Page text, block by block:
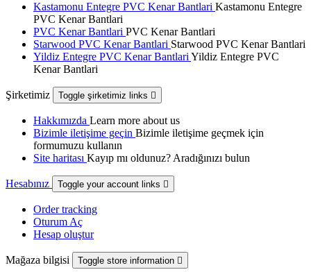
Kastamonu Entegre PVC Kenar Bantlari Kastamonu Entegre
PVC Kenar Bantlari
PVC Kenar Bantlari PVC Kenar Bantlari
Starwood PVC Kenar Bantlari Starwood PVC Kenar Bantlari
Yildiz Entegre PVC Kenar Bantlari Yildiz Entegre PVC
Kenar Bantlari
Şirketimiz Toggle şirketimiz links 
Hakkımızda Learn more about us
Bizimle iletişime geçin Bizimle iletişime geçmek için
formumuzu kullanın
Site haritası Kayıp mı oldunuz? Aradığınızı bulun
Hesabınız Toggle your account links 
Order tracking
Oturum Aç
Hesap oluştur
Mağaza bilgisi Toggle store information 